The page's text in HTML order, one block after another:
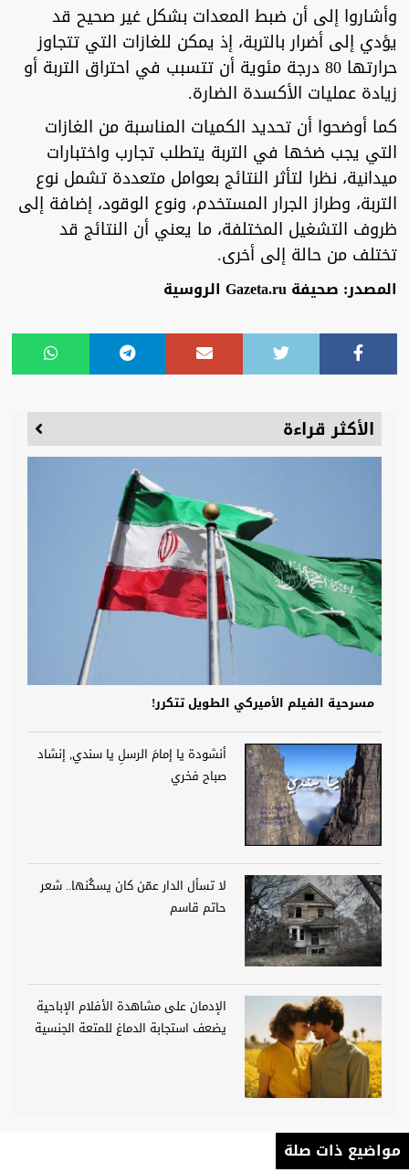
وأشاروا إلى أن ضبط المعدات بشكل غير صحيح قد
يؤدي إلى أضرار بالتربة، إذ يمكن للغازات التي تتجاوز
حرارتها 80 درجة مئوية أن تتسبب في احتراق التربة أو
زيادة عمليات الأكسدة الضارة.
كما أوضحوا أن تحديد الكميات المناسبة من الغازات
التي يجب ضخها في التربة يتطلب تجارب واختبارات
ميدانية، نظرا لتأثر النتائج بعوامل متعددة تشمل نوع
التربة، وطراز الجرار المستخدم، ونوع الوقود، إضافة إلى
ظروف التشغيل المختلفة، ما يعني أن النتائج قد
تختلف من حالة إلى أخرى.
المصدر: صحيفة Gazeta.ru الروسية
الأكثر قراءة
مسرحية الفيلم الأميركي الطويل تتكرر!
أنشودة يا إمامَ الرسلِ يا سندي, إنشاد
صباح فخري
لا تسأل الدار عمّن كان يسكُنها.. شعر
حاتم قاسم
الإدمان على مشاهدة الأفلام الإباحية
يضعف استجابة الدماغ للمتعة الجنسية
مواضيع ذات صلة